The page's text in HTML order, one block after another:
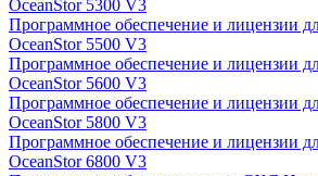
OceanStor 5300 V3
Программное обеспечение и лицензии
OceanStor 5500 V3
Программное обеспечение и лицензии
OceanStor 5600 V3
Программное обеспечение и лицензии
OceanStor 5800 V3
Программное обеспечение и лицензии
OceanStor 6800 V3